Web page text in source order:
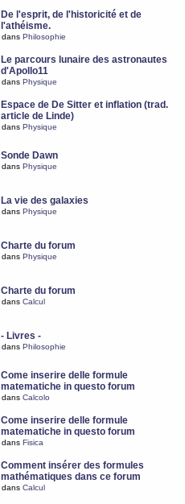
De l'esprit, de l'historicité et de
l'athéisme.
dans Philosophie
Le parcours lunaire des astronautes
d'Apollo11
dans Physique
Espace de De Sitter et inflation (trad.
article de Linde)
dans Physique
Sonde Dawn
dans Physique
La vie des galaxies
dans Physique
Charte du forum
dans Physique
Charte du forum
dans Calcul
- Livres -
dans Philosophie
Come inserire delle formule
matematiche in questo forum
dans Calcolo
Come inserire delle formule
matematiche in questo forum
dans Fisica
Comment insérer des formules
mathématiques dans ce forum
dans Calcul